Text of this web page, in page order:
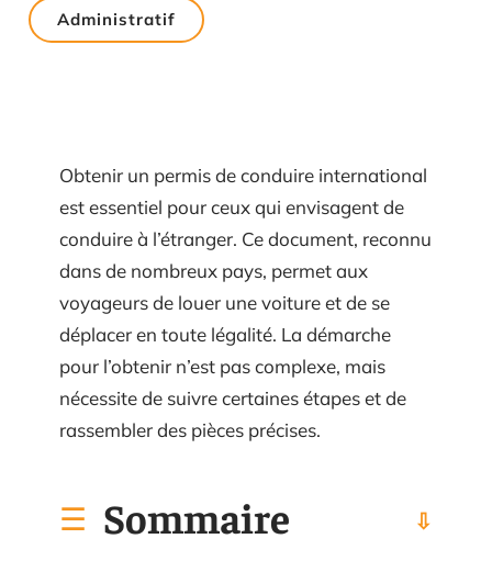
Administratif
Obtenir un permis de conduire international
est essentiel pour ceux qui envisagent de
conduire à l’étranger. Ce document, reconnu
dans de nombreux pays, permet aux
voyageurs de louer une voiture et de se
déplacer en toute légalité. La démarche
pour l’obtenir n’est pas complexe, mais
nécessite de suivre certaines étapes et de
rassembler des pièces précises.
Sommaire